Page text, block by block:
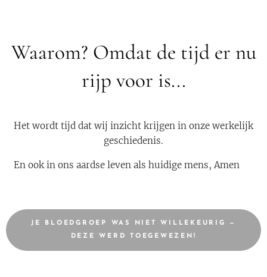
Waarom? Omdat de tijd er nu
rijp voor is...
Het wordt tijd dat wij inzicht krijgen in onze werkelijk
geschiedenis.
En ook in ons aardse leven als huidige mens, Amen 🙏
JE BLOEDGROEP WAS NIET WILLEKEURIG —
DEZE WERD TOEGEWEZEN!